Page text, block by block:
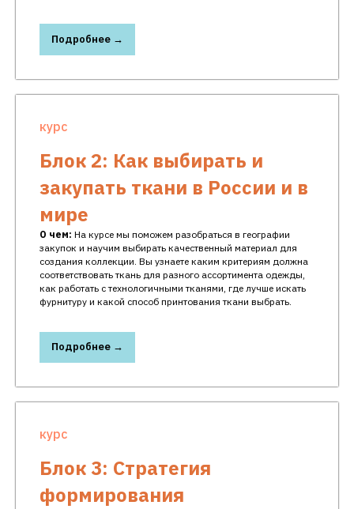
Подробнее →
курс
Блок 2: Как выбирать и
закупать ткани в России и в
мире
О чем: На курсе мы поможем разобраться в географии
закупок и научим выбирать качественный материал для
создания коллекции. Вы узнаете каким критериям должна
соответствовать ткань для разного ассортимента одежды,
как работать с технологичными тканями, где лучше искать
фурнитуру и какой способ принтования ткани выбрать.
Подробнее →
курс
Блок 3: Стратегия
формирования